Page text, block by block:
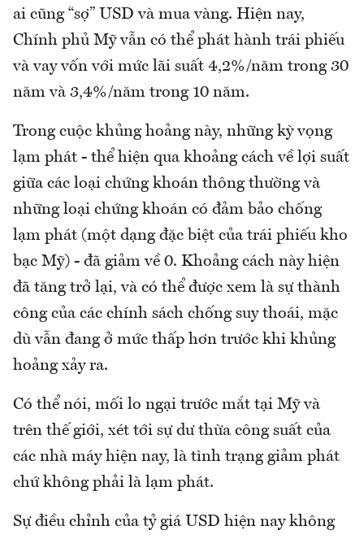
ai cũng “sợ” USD và mua vàng. Hiện nay,
Chính phủ Mỹ vẫn có thể phát hành trái phiếu
và vay vốn với mức lãi suất 4,2%/năm trong 30
năm và 3,4%/năm trong 10 năm.
Trong cuộc khủng hoảng này, những kỳ vọng
lạm phát - thể hiện qua khoảng cách về lợi suất
giữa các loại chứng khoán thông thường và
những loại chứng khoán có đảm bảo chống
lạm phát (một dạng đặc biệt của trái phiếu kho
bạc Mỹ) - đã giảm về 0. Khoảng cách này hiện
đã tăng trở lại, và có thể được xem là sự thành
công của các chính sách chống suy thoái, mặc
dù vẫn đang ở mức thấp hơn trước khi khủng
hoảng xảy ra.
Có thể nói, mối lo ngại trước mắt tại Mỹ và
trên thế giới, xét tới sự dư thừa công suất của
các nhà máy hiện nay, là tình trạng giảm phát
chứ không phải là lạm phát.
Sự điều chỉnh của tỷ giá USD hiện nay không